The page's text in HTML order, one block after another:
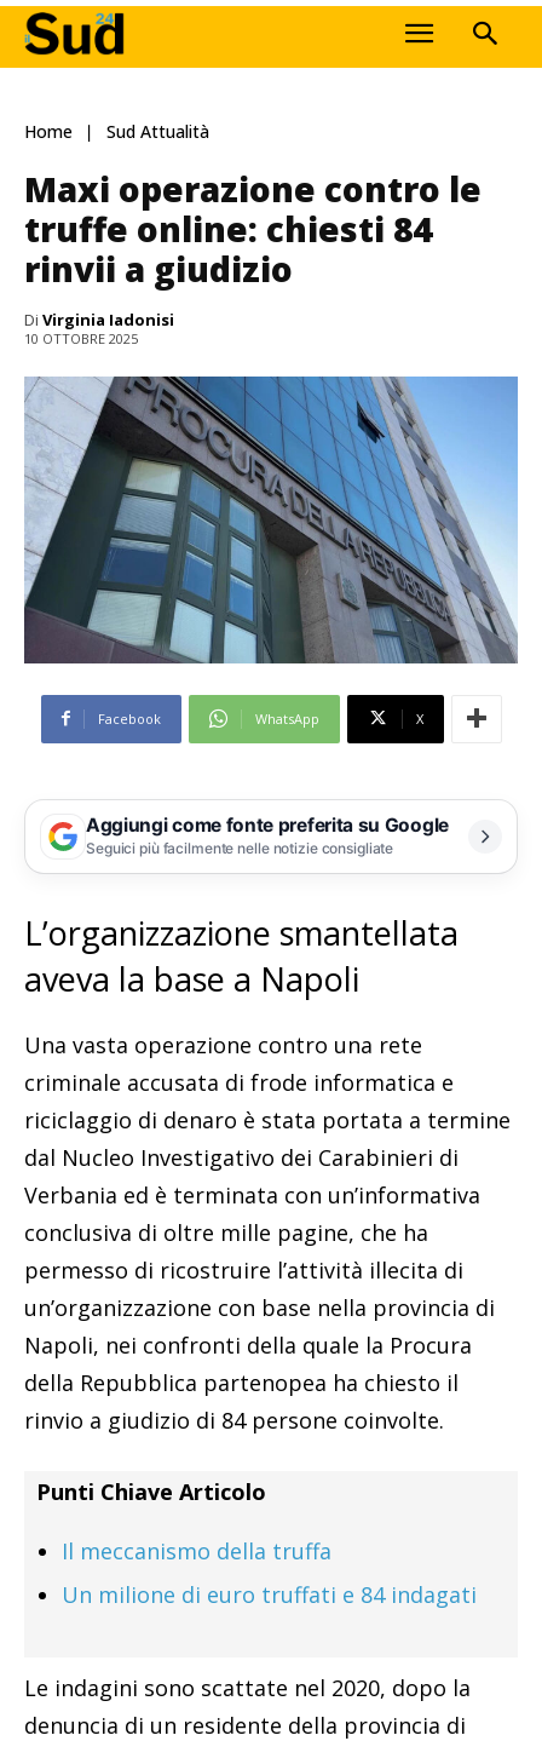
Home Sud Attualità
Maxi operazione contro le
truffe online: chiesti 84
rinvii a giudizio
Di Virginia Iadonisi
10 OTTOBRE 2025
Facebook WhatsApp X
Aggiungi come fonte preferita su Google
Seguici più facilmente nelle notizie consigliate
L’organizzazione smantellata
aveva la base a Napoli
Una vasta operazione contro una rete
criminale accusata di frode informatica e
riciclaggio di denaro è stata portata a termine
dal Nucleo Investigativo dei Carabinieri di
Verbania ed è terminata con un’informativa
conclusiva di oltre mille pagine, che ha
permesso di ricostruire l’attività illecita di
un’organizzazione con base nella provincia di
Napoli, nei confronti della quale la Procura
della Repubblica partenopea ha chiesto il
rinvio a giudizio di 84 persone coinvolte.
Punti Chiave Articolo
Il meccanismo della truffa
Un milione di euro truffati e 84 indagati
Le indagini sono scattate nel 2020, dopo la
denuncia di un residente della provincia di